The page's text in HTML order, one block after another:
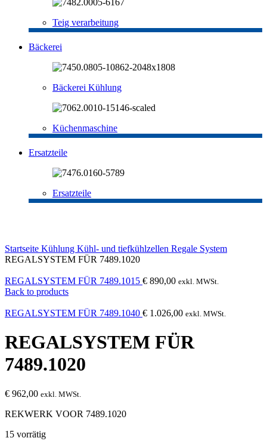
Teig verarbeitung
Bäckerei
Bäckerei Kühlung
Küchenmaschine
Ersatzteile
Ersatzteile
Startseite Kühlung Kühl- und tiefkühlzellen Regale System
REGALSYSTEM FÜR 7489.1020
REGALSYSTEM FÜR 7489.1015 € 890,00 exkl. MWSt.
Back to products
REGALSYSTEM FÜR 7489.1040 € 1.026,00 exkl. MWSt.
REGALSYSTEM FÜR
7489.1020
€ 962,00 exkl. MWSt.
REKWERK VOOR 7489.1020
15 vorrätig